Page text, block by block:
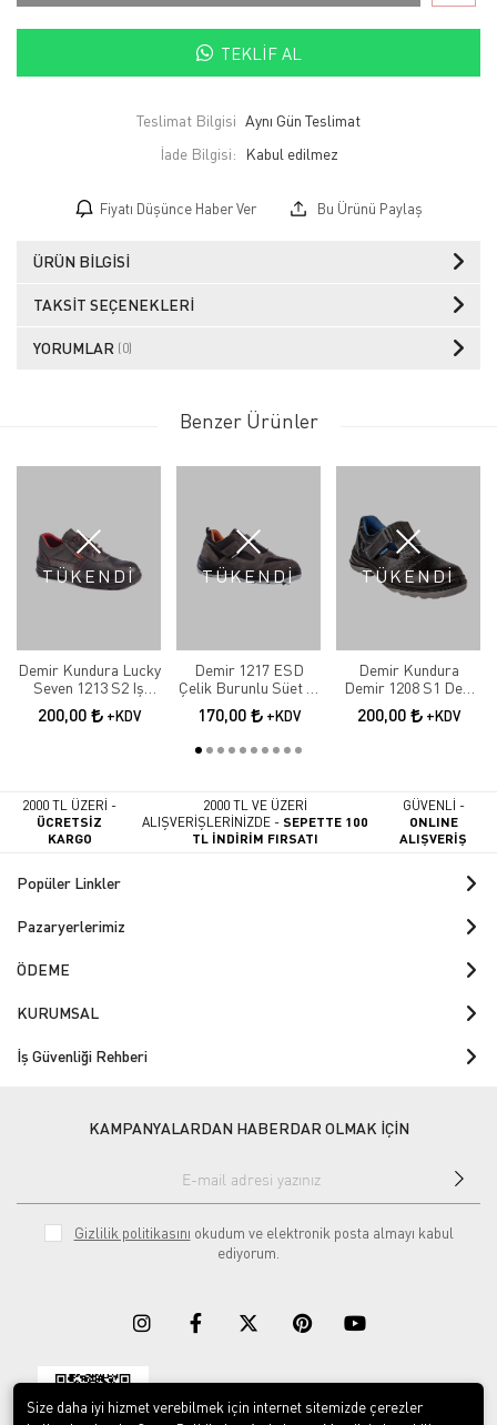
TEKLIF AL
Teslimat Bilgisi Aynı Gün Teslimat
İade Bilgisi:
Fiyatı Düşünce Haber Ver Bu Ürünü Paylaş
ÜRÜN BILGISI
TAKSIT SEÇENEKLERI
YORUMLAR (0)
Benzer Ürünler
TÜKENDİ
Demir Kundura Lucky
Seven 1213 S2 Iş
Ayakkabısı
200,00 +KDV
TÜKENDİ
Demir 1217 ESD
Çelik Burunlu Süet İş
Ayakkabı
170,00 +KDV
TÜKENDİ
Demir Kundura
Demir 1208 S1 Deri
Çelik Burunlu Delikli
Sandalet Model Iş
200,00 +KDV
2000 TL ÜZERİ -
ÜCRETSİZ
KARGO
2000 TL VE ÜZERİ
ALIŞVERİŞLERİNİZDE -SEPETTE 100
TL İNDİRİM FIRSATI
GÜVENLİ -
ONLINE
ALIŞVERİŞ
Popüler Linkler
Pazaryerlerimiz
ÖDEME
KURUMSAL
İş Güvenliği Rehberi
KAMPANYALARDAN HABERDAR OLMAK İÇİN
Gizlilik politikasını okudum ve elektronik posta almayı kabul
ediyorum.
Download on the Download on
Size daha iyi hizmet verebilmek için internet sitemizde çerezler